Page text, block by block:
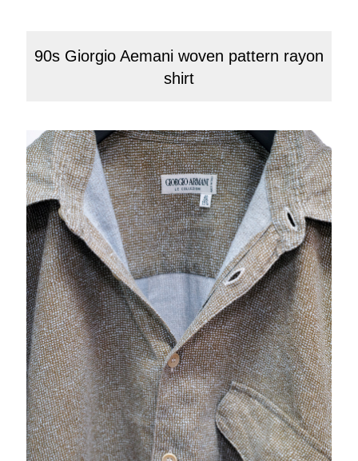
90s Giorgio Aemani woven pattern rayon
shirt